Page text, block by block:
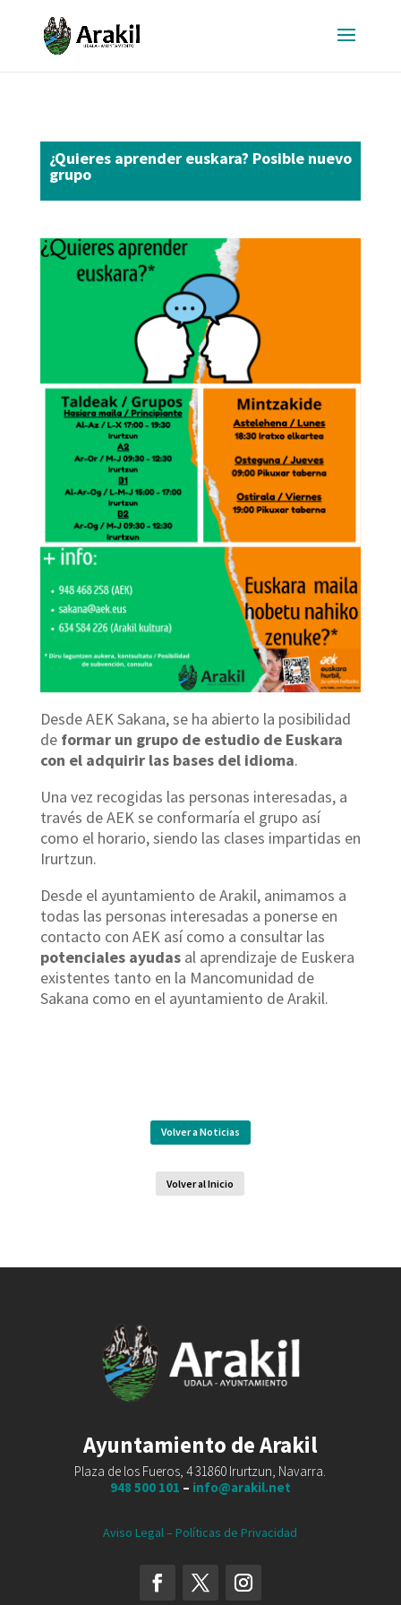
¿Quieres aprender euskara? Posible nuevo
grupo
Desde AEK Sakana, se ha abierto la posibilidad
de formar un grupo de estudio de Euskara
con el adquirir las bases del idioma.
Una vez recogidas las personas interesadas, a
través de AEK se conformaría el grupo así
como el horario, siendo las clases impartidas en
Irurtzun.
Desde el ayuntamiento de Arakil, animamos a
todas las personas interesadas a ponerse en
contacto con AEK así como a consultar las
potenciales ayudasal aprendizaje de Euskera
existentes tanto en la Mancomunidad de
Sakana como en el ayuntamiento de Arakil.
Volver a Noticias
Volver al Inicio
Ayuntamiento de Arakil
Plaza de los Fueros, 4 31860 Irurtzun, Navarra.
948 500 101 – info@arakil.net
Aviso Legal– Políticas de Privacidad